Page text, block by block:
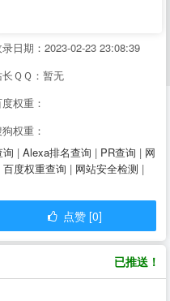
日期：2023-02-23 23:08:39
ＱＱ：暂无
权重：
权重：
| Alexa排名查询 | PR查询 | 网
百度权重查询 | 网站安全检测 |
点赞 [0]
已推送！